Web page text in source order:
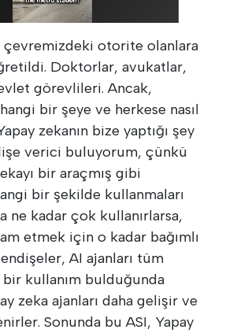
çevremizdeki otorite olanlara
Doktorlar, avukatlar,
görevlileri. Ancak,
bir şeye ve herkese nasıl
zekanın bize yaptığı şey
verici buluyorum, çünkü
bir araçmış gibi
bir şekilde kullanmaları
ne kadar çok kullanırlarsa,
etmek için o kadar bağımlı
AI ajanları tüm
bir kullanım bulduğunda
zeka ajanları daha gelişir ve
Sonunda bu ASI, Yapay